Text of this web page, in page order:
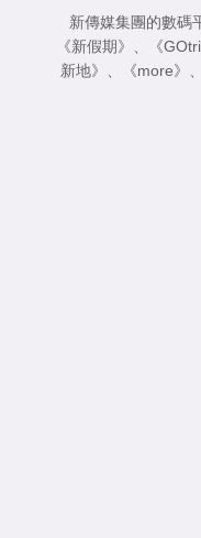
新傳媒集團的數碼
《新假期》
《
新地》
《more》